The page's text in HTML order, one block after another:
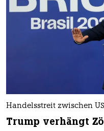
Handelsstreit zwischen
Trump verhängt